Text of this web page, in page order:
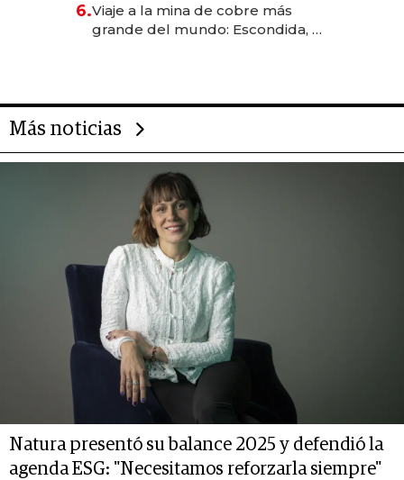
6.Viaje a la mina de cobre más
grande del mundo: Escondida, el
Más noticias
Natura presentó su balance 2025 y defendió la
agenda ESG: "Necesitamos reforzarla siempre"